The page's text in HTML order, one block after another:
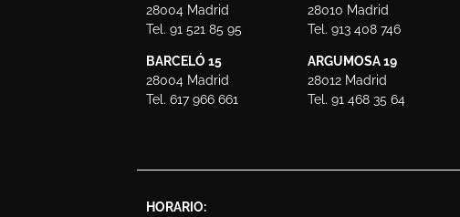
28004 Madrid
Tel. 91 521 85 95
BARCELÓ 15
28004 Madrid
Tel. 617 966 661
28010 Madrid
Tel. 913 408 746
ARGUMOSA 19
28012 Madrid
Tel. 91 468 35 64
HORARIO: